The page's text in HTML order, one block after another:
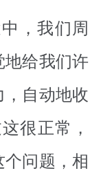
，我们周
给我们许
自动地收
很正常，
问题，相